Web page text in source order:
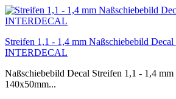
Streifen 1,1 - 1,4 mm Naßschiebebild
INTERDECAL
Naßschiebebild Decal Streifen 1,1 - 1,4
140x50mm...